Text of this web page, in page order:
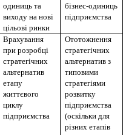
одиниць та
виходу на нові
цільові ринки
бізнес-одиниць
підприємства
Врахування
при розробці
стратегічних
альтернатив
етапу
життєвого
циклу
підприємства
Ототожнення
стратегічних
альтернатив з
типовими
стратегіями
розвитку
підприємства
(оскільки для
різних етапів